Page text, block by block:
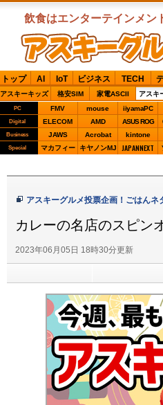
飲食はエンターテインメン
ASCIIグルメ
トップ AI IoT ビジネス TECH
アスキーキッズ 格安SIM 家電ASCII アスキ
PC FMV mouse iiyamaPC
Digital ELECOM AMD ASUS ROG
Business JAWS Acrobat kintone
Special マカフィー キヤノンMJ JAPANNEXT
アスキーグルメ投票企画！ごはんネ
カレーの名店のスピン
2023年06月05日 18時30分更新